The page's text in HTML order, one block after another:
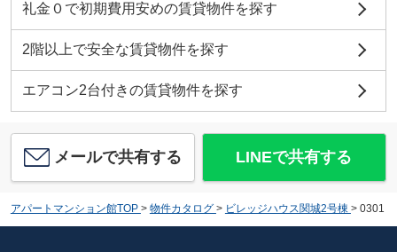
礼金０で初期費用安めの賃貸物件を探す
2階以上で安全な賃貸物件を探す
エアコン2台付きの賃貸物件を探す
メールで共有する LINEで共有する
アパートマンション館TOP > 物件カタログ > ビレッジハウス関城2号棟 > 0301